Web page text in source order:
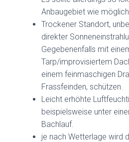
Anbaugebiet wie
Trockener Standort,
direkter
Gegebenenfalls mit
Tarp/improvisiertem
einem feinmaschigen
Frassfeinden, schützen.
Leicht erhöhte
beispielsweise unter
Bachlauf.
je nach Wetterlage wird